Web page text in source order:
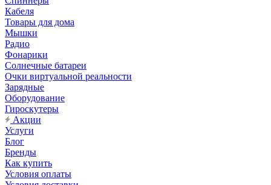
Кабеля
Товары для дома
Мышки
Радио
Фонарики
Солнечные батареи
Очки виртуальной реальности
Зарядные
Оборудование
Гироскутеры
Акции
Услуги
Блог
Бренды
Как купить
Условия оплаты